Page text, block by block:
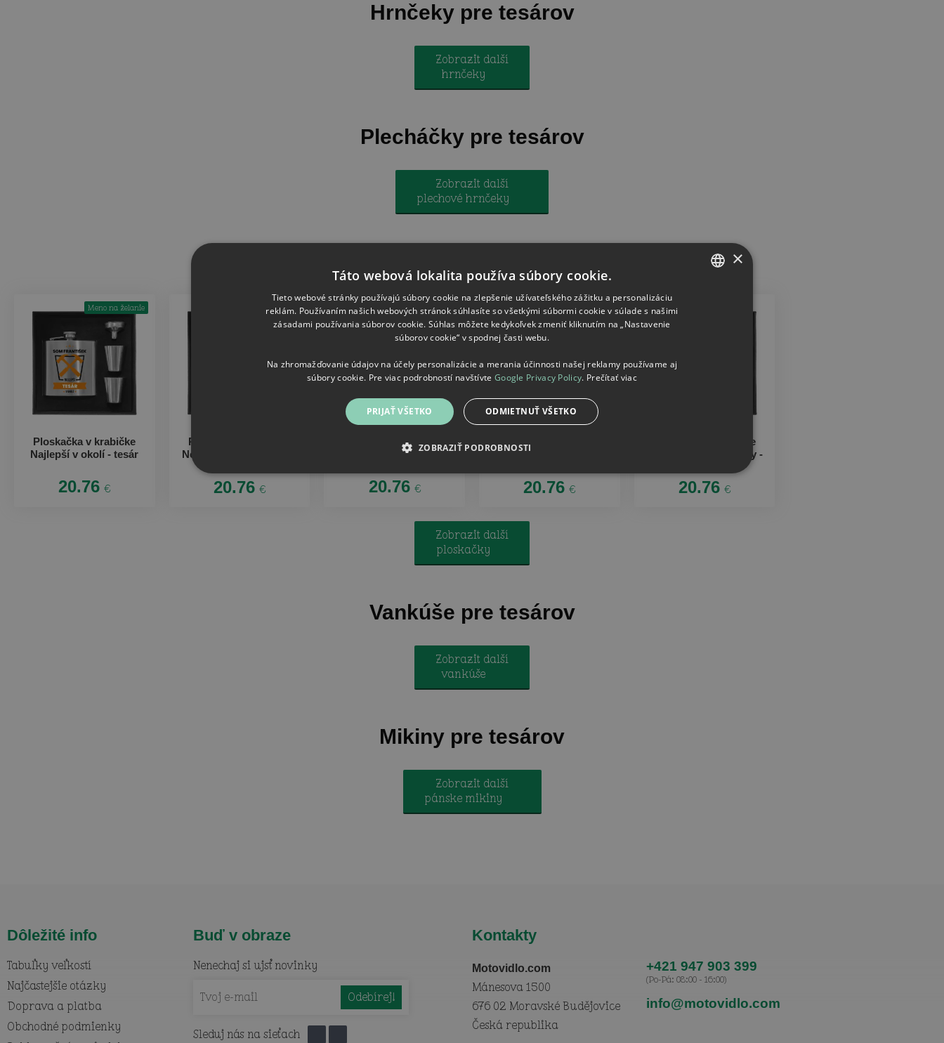
Hrnčeky pre tesárov
Zobrazit další
hrnčeky
Plecháčky pre tesárov
Zobrazit další
plechové hrnčeky
Meno na želanie
Ploskačka v krabičke
Najlepší v okolí - tesár
20.76 €
Ploskačka v krabičke
Neznášám byť sexy, ale
20.76 €
Ploskačka v krabičke
Hodinová sadzba - tesár
20.76 €
Samozrejme, že som
20.76 €
Ploskačka v krabičke
Musím riešiť problémy -
20.76 €
Zobrazit další
ploskačky
Vankúše pre tesárov
Zobrazit další
vankúše
Mikiny pre tesárov
Zobrazit další
pánske mikiny
Dôležité info
Tabuľky veľkostí
Najčastejšie otázky
Doprava a platba
Obchodné podmienky
Buď v obraze
Nenechaj si ujsť novinky
Sleduj nás na sieťach
Kontakty
Motovidlo.com
Mánesova 1500
676 02 Moravské Budějovice
Česká republika
+421 947 903 399
(Po-Pá: 08:00 - 16:00)
info@motovidlo.com
×
Táto webová lokalita používa súbory cookie.
Tieto webové stránky používajú súbory cookie na zlepšenie užívateľského zážitku a personalizáciu
reklám. Používaním našich webových stránok súhlasíte so všetkými súbormi cookie v súlade s našimi
zásadami používania súborov cookie. Súhlas môžete kedykoľvek zmeniť kliknutím na „Nastavenie
súborov cookie“ v spodnej časti webu.
Na zhromažďovanie údajov na účely personalizácie a merania účinnosti našej reklamy používame aj
súbory cookie. Pre viac podrobností navštívte Google Privacy Policy. Prečítať viac
PRIJAŤ VŠETKO ODMIETNUŤ VŠETKO
ZOBRAZIŤ PODROBNOSTI